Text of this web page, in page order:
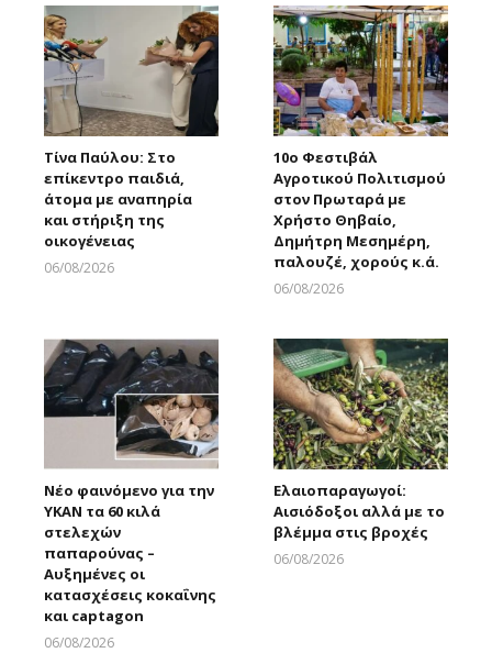
Τίνα Παύλου: Στο
επίκεντρο παιδιά,
άτομα με αναπηρία
και στήριξη της
οικογένειας
06/08/2026
10ο Φεστιβάλ
Αγροτικού Πολιτισμού
στον Πρωταρά με
Χρήστο Θηβαίο,
Δημήτρη Μεσημέρη,
παλουζέ, χορούς κ.ά.
06/08/2026
Νέο φαινόμενο για την
ΥΚΑΝ τα 60 κιλά
στελεχών
παπαρούνας –
Αυξημένες οι
κατασχέσεις κοκαΐνης
και captagon
06/08/2026
Ελαιοπαραγωγοί:
Αισιόδοξοι αλλά με το
βλέμμα στις βροχές
06/08/2026